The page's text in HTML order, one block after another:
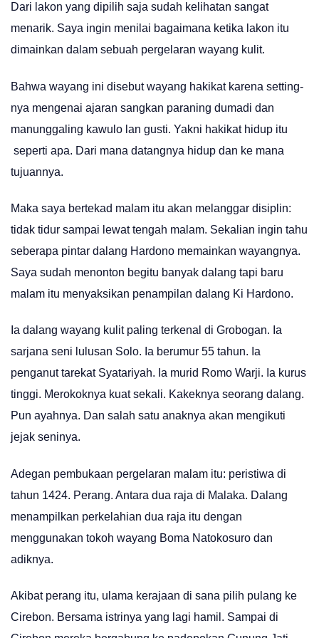
Dari lakon yang dipilih saja sudah kelihatan sangat
menarik. Saya ingin menilai bagaimana ketika lakon itu
dimainkan dalam sebuah pergelaran wayang kulit.
Bahwa wayang ini disebut wayang hakikat karena setting-
nya mengenai ajaran sangkan paraning dumadi dan
manunggaling kawulo lan gusti. Yakni hakikat hidup itu
seperti apa. Dari mana datangnya hidup dan ke mana
tujuannya.
Maka saya bertekad malam itu akan melanggar disiplin:
tidak tidur sampai lewat tengah malam. Sekalian ingin tahu
seberapa pintar dalang Hardono memainkan wayangnya.
Saya sudah menonton begitu banyak dalang tapi baru
malam itu menyaksikan penampilan dalang Ki Hardono.
Ia dalang wayang kulit paling terkenal di Grobogan. Ia
sarjana seni lulusan Solo. Ia berumur 55 tahun. Ia
penganut tarekat Syatariyah. Ia murid Romo Warji. Ia kurus
tinggi. Merokoknya kuat sekali. Kakeknya seorang dalang.
Pun ayahnya. Dan salah satu anaknya akan mengikuti
jejak seninya.
Adegan pembukaan pergelaran malam itu: peristiwa di
tahun 1424. Perang. Antara dua raja di Malaka. Dalang
menampilkan perkelahian dua raja itu dengan
menggunakan tokoh wayang Boma Natokosuro dan
adiknya.
Akibat perang itu, ulama kerajaan di sana pilih pulang ke
Cirebon. Bersama istrinya yang lagi hamil. Sampai di